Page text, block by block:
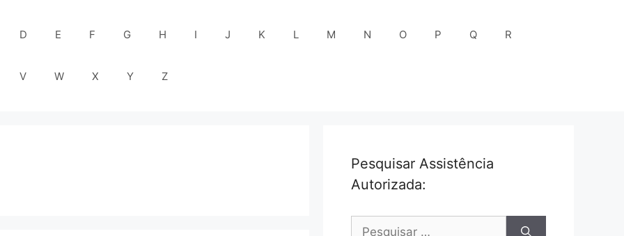
D E F G H I J K L M N O P Q R
V W X Y Z
Pesquisar Assistência
Autorizada:
Pesquisar